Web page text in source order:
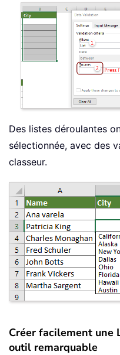
Des listes déroulantes
sélectionnée, avec des
classeur.
Créer facilement une
outil remarquable